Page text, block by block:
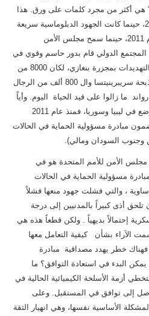
هي أكثر من مجرد كلمات على ورق. هذا
ما يؤكده ه مثال كينيا في عام 2008، حينما كانت الجهود الدبلوماسية سريعة
و فعالة وساحل العاج وليبيا في عام 2011، حينما سمح مجلس الأمن
المجتمع الدولي قام بدور حاسم وقوي في
التسعينيات، مثل ما فعل رداً على التهديدات بمجزرة بنغازي، لكان 8000 من
الرجال والفتيان الذين قتلوا في مذبحة سريبرينيتسا وال 800 ألف من الرجال
ما زالوا على قيد الحياة اليوم. وأياً
كانت الانقسامات اللاحقة حول الوضع في ليبيا وسوريا، فمنذ عام 2011
مبادرة مسؤولية الحماية في الحالات
وجنوب السودان ومالي).
مجلس الأمن للأمم المتحدة هو في
مسؤولية الحماية في الحالات
، والتي فشلت جهود منعها فشلاً
أذى كبيراً بالمدنيين إلى درجة
إحتمالاً بديهياً . ولكن قطعاً هذه هي
الآراء بشأن كيفية التعامل معها
خطر يهدد مصداقية مبادرة
البدء في استعادة التوافق؟ ما
أزمة الأسلحة الكيميائية الحالية في
إلى توافق في المستقبل. وعلى
الأساسية نفسها، وهي انهيار الثقة